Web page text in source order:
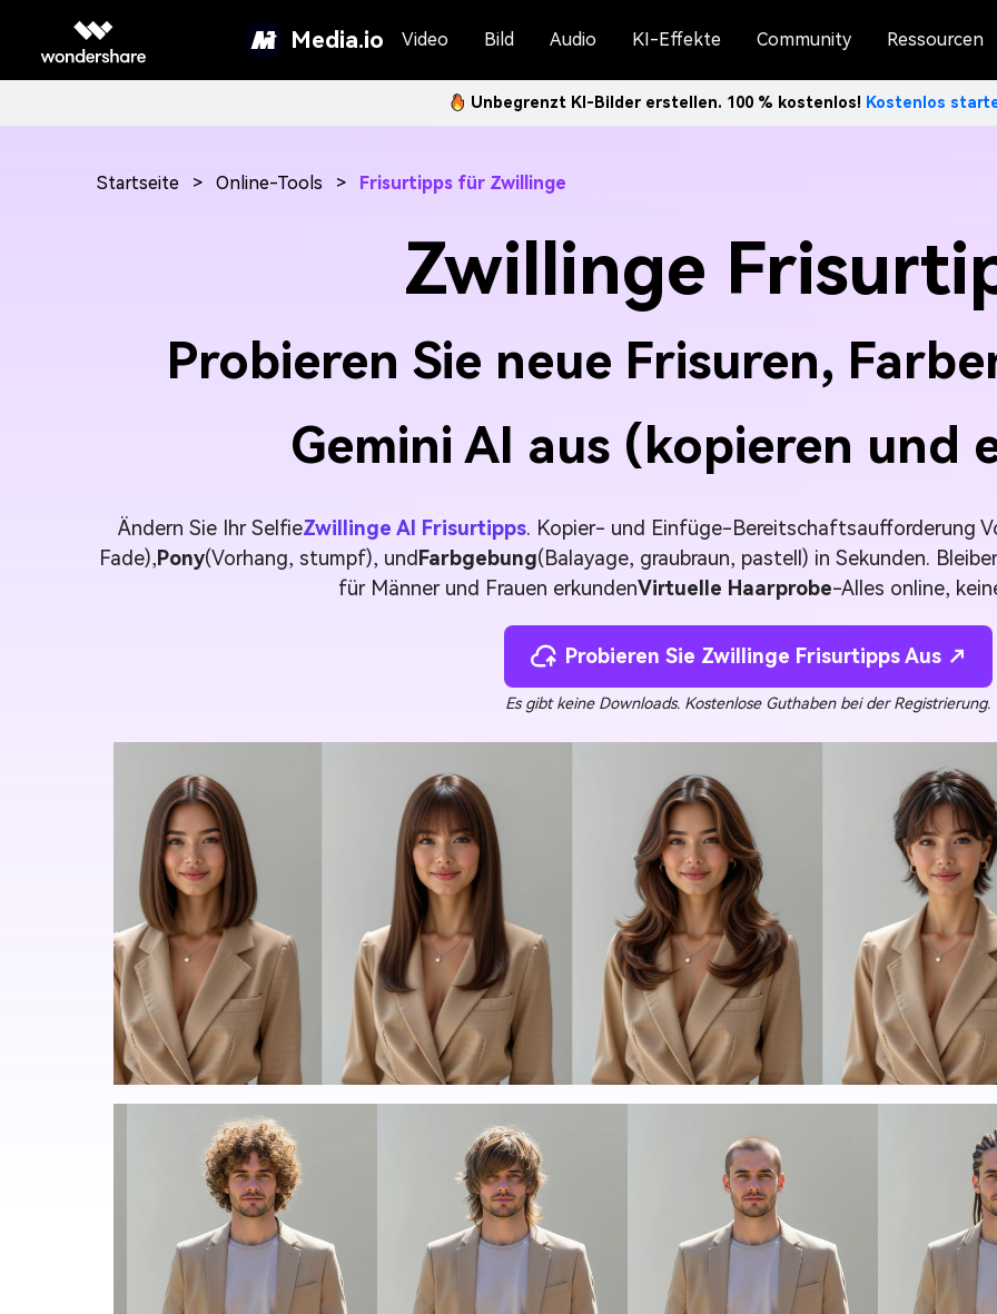
Media.io Video Bild Audio KI-Effekte Community Ressourcen
Unbegrenzt KI-Bilder erstellen. 100 % kostenlos! Kostenlos
Startseite > Online-Tools > Frisurtipps für Zwillinge
Zwillinge
Probieren Sie neue Frisuren,
Gemini AI aus (kopieren und
Ändern Sie Ihr SelfieZwillinge AI Frisurtipps. Kopier- und Einfüge-Bereitschaftsaufforderung
Fade),Pony(Vorhang, stumpf), und Farbgebung(Balayage, graubraun, pastell) in Sekunden.
für Männer und Frauen erkundenVirtuelle Haarprobe-Alles online,
Probieren Sie Zwillinge Frisurtipps Aus ↗
Es gibt keine Downloads. Kostenlose Guthaben bei der Registrierung.